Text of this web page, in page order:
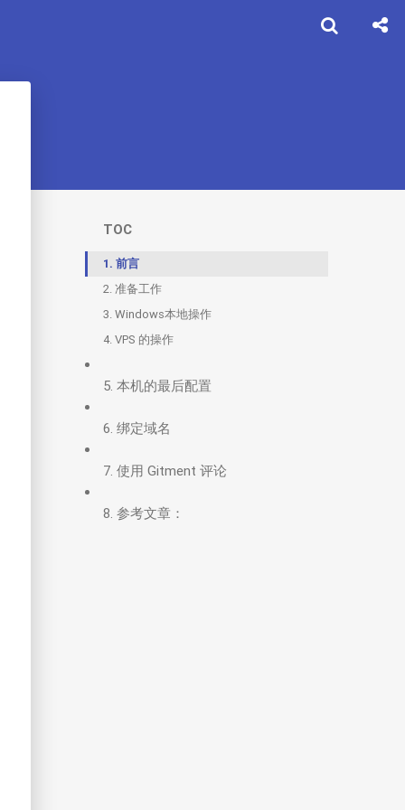
TOC
1. 前言
2.准备工作
3.Windows本地操作
3.1.安装Node.js
3.3. 安装Hexo
3.3.3.（可选）升级Hexo到最新版本
4.VPS 的操作
4.0.2. 新建xiaobailong24用户添加sud
4.0.3.安装 lnmp
5. 本机的最后配置
6. 绑定域名
7. 使用 Gitment 评论
8. 参考文章：